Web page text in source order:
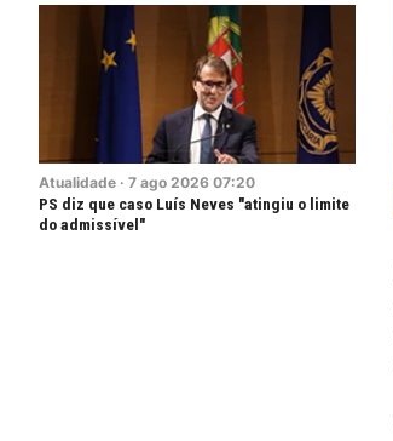
Atualidade · 7 ago 2026 07:20
PS diz que caso Luís Neves "atingiu o limite
do admissível"